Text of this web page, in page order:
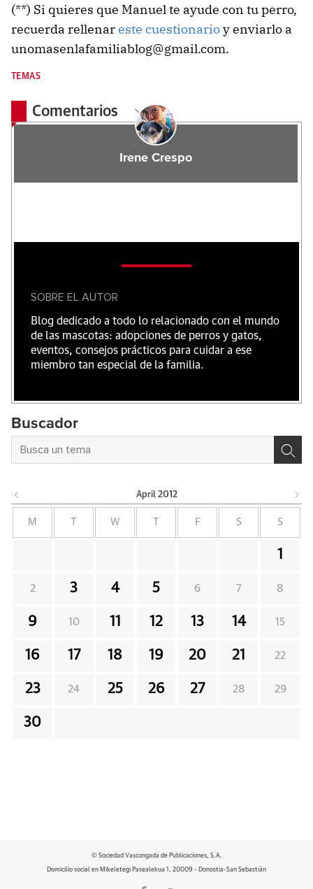
(**) Si quieres que Manuel te ayude con tu perro,
recuerda rellenareste cuestionarioy enviarlo a
unomasenlafamiliablog@gmail.com.
TEMAS
Comentarios
Irene Crespo
SOBRE EL AUTOR
Blog dedicado a todo lo relacionado con el mundo
de las mascotas: adopciones de perros y gatos,
eventos, consejos prácticos para cuidar a ese
miembro tan especial de la familia.
Buscador
April 2012
M T W T F S S
1
2 3 4 5 6 7 8
9 10 11 12 13 14 15
16 17 18 19 20 21 22
23 24 25 26 27 28 29
30
© Sociedad Vascongada de Publicaciones, S.A.
Domicilio social en Mikeletegi Pasealekua 1. 20009 - Donostia-San Sebastián